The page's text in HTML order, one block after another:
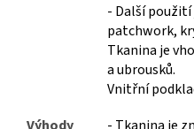
- Další
patchwork,
Tkanina je
a ubrousků.
Vnitřní